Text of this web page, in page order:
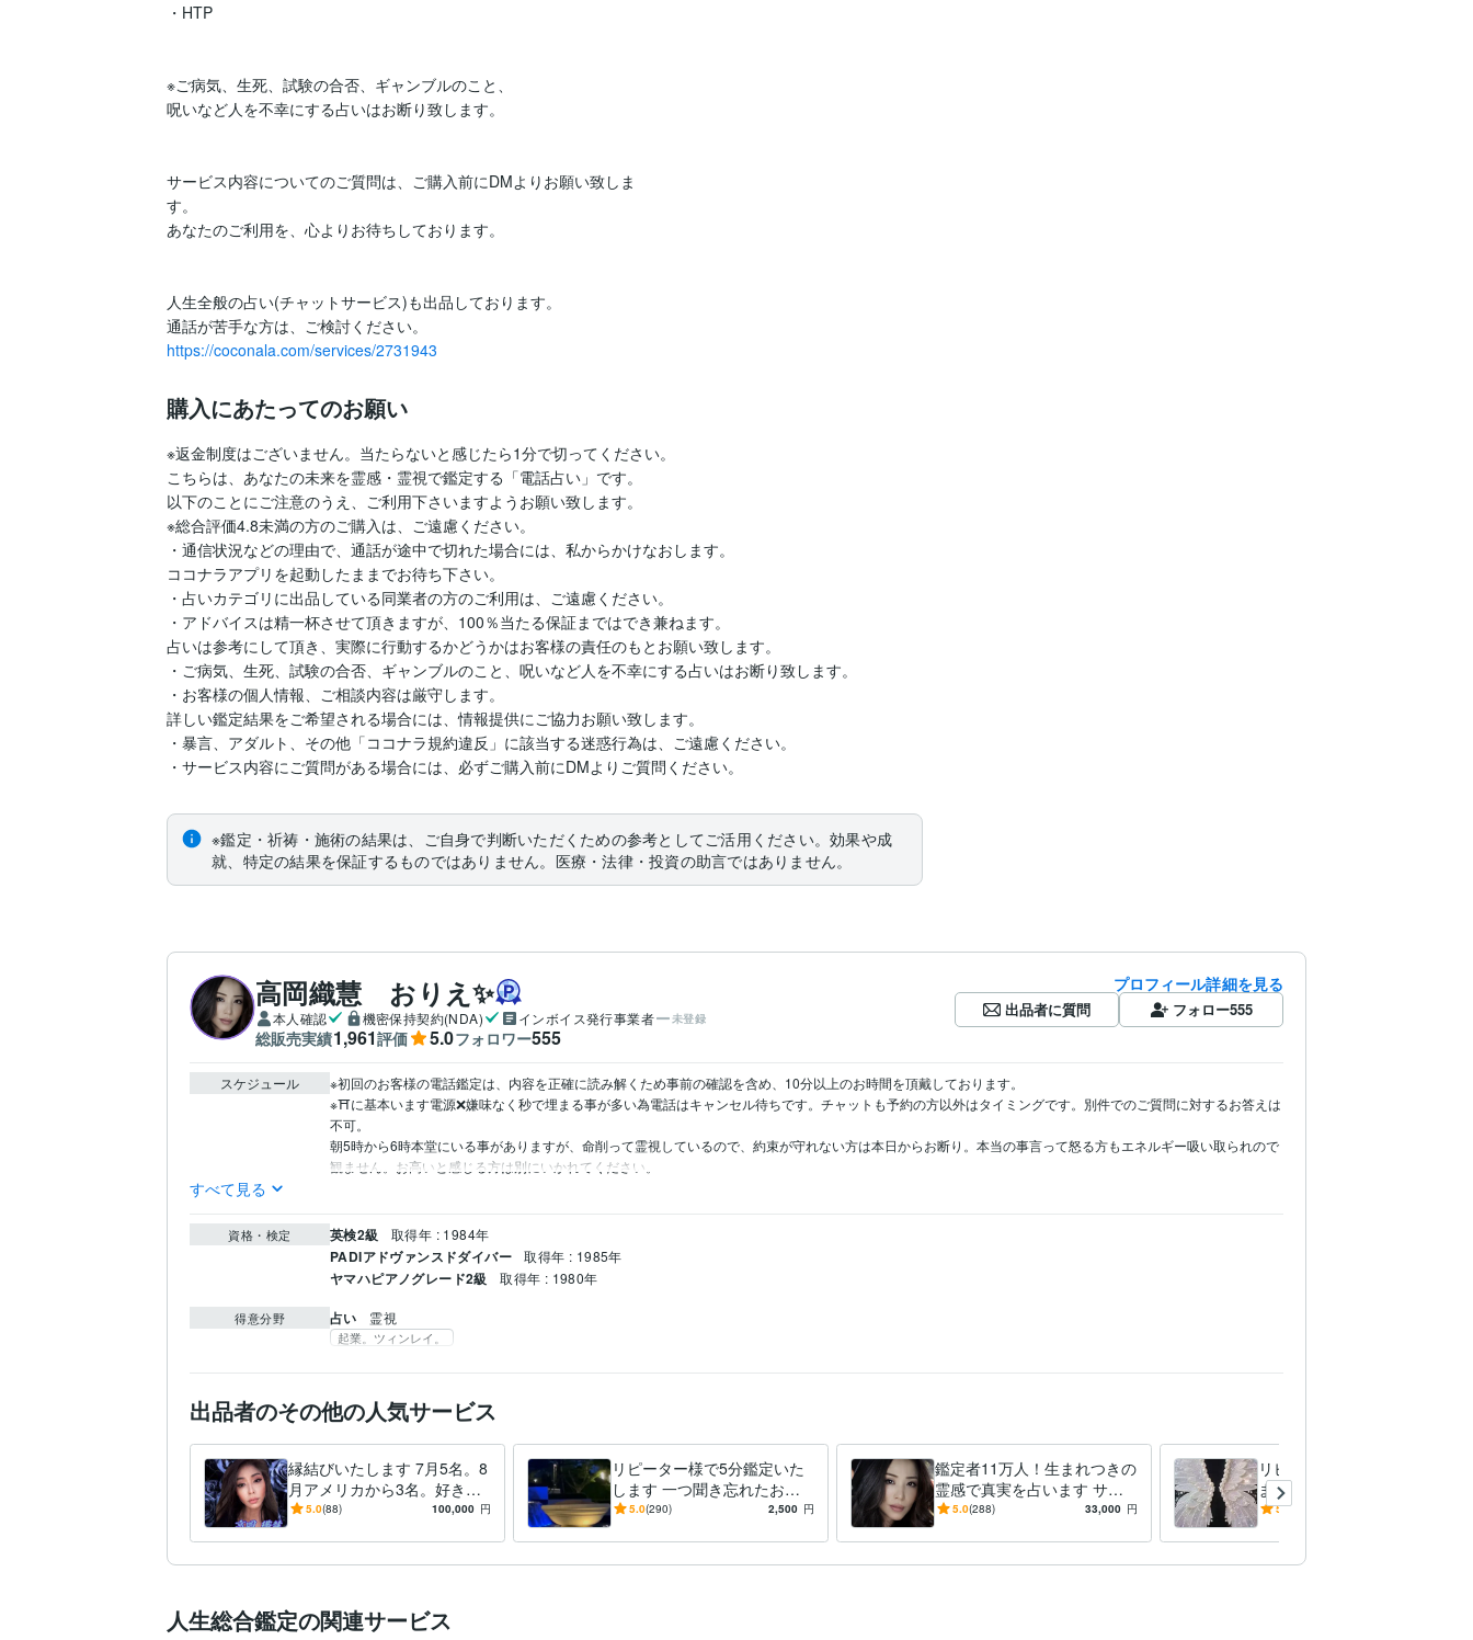
・HTP
※ご病気、生死、試験の合否、ギャンブルのこと、
呪いなど人を不幸にする占いはお断り致します。
サービス内容についてのご質問は、ご購入前にDMよりお願い致しま
す。
あなたのご利用を、心よりお待ちしております。
人生全般の占い(チャットサービス)も出品しております。
https://coconala.com/services/2731943
購入にあたってのお願い
※返金制度はございません。当たらないと感じたら1分で切ってください。
こちらは、あなたの未来を霊感・霊視で鑑定する「電話占い」です。
以下のことにご注意のうえ、ご利用下さいますようお願い致します。
※総合評価4.8未満の方のご購入は、ご遠慮ください。
・通信状況などの理由で、通話が途中で切れた場合には、私からかけなおします。
ココナラアプリを起動したままでお待ち下さい。
・占いカテゴリに出品している同業者の方のご利用は、ご遠慮ください。
・アドバイスは精一杯させて頂きますが、100％当たる保証まではでき兼ねます。
占いは参考にして頂き、実際に行動するかどうかはお客様の責任のもとお願い致します。
・ご病気、生死、試験の合否、ギャンブルのこと、呪いなど人を不幸にする占いはお断り致します。
・お客様の個人情報、ご相談内容は厳守します。
詳しい鑑定結果をご希望される場合には、情報提供にご協力お願い致します。
・暴言、アダルト、その他「ココナラ規約違反」に該当する迷惑行為は、ご遠慮ください。
・サービス内容にご質問がある場合には、必ずご購入前にDMよりご質問ください。
※鑑定・祈祷・施術の結果は、ご自身で判断いただくための参考としてご活用ください。効果や成
就、特定の結果を保証するものではありません。医療・法律・投資の助言ではありません。
高岡織慧 おりえ✨
本人確認 機密保持契約(NDA) インボイス発行事業者 未登録
総販売実績1,961評価 5.0フォロワー555
プロフィール詳細を見る
出品者に質問 フォロー555
スケジュール
※初回のお客様の電話鑑定は、内容を正確に読み解くため事前の確認を含め、10分以上のお時間を頂戴しております。
※⛩️に基本います電源❌嫌味なく秒で埋まる事が多い為電話はキャンセル待ちです。チャットも予約の方以外はタイミングです。別件でのご質問に対するお答えは
不可。
朝5時から6時本堂にいる事がありますが、命削って霊視しているので、約束が守れない方は本日からお断り。本当の事言って怒る方もエネルギー吸い取られので
すべて見る
資格・検定 英検2級 取得年 : 1984年
PADIアドヴァンスドダイバー 取得年 : 1985年
ヤマハピアノグレード2級 取得年 : 1980年
得意分野 占い 霊視
起業。ツィンレイ。
出品者のその他の人気サービス
縁結びいたします 7月5名。8
月アメリカから3名。好きな
方に深く愛されたい方に
5.0(88) 100,000 円
リピーター様で5分鑑定いた
します 一つ聞き忘れたお客
様向け。5分で3件も新しい質
5.0(290) 2,500 円
鑑定者11万人！生まれつきの
霊感で真実を占います サイ
キックリーダー織慧と申しま
5.0(288) 33,000 円
リピーター様専用30分になり
ます リピーター様枠。30分
の出品になります。
5.0
人生総合鑑定の関連サービス